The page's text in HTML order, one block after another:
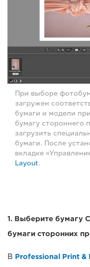
При выборе
загружен
бумаги и модели
бумагу стороннего
загрузить
бумаги. После
вкладке
Layout.
1. Выберите бумагу
бумаги сторонних
В Professional Print &